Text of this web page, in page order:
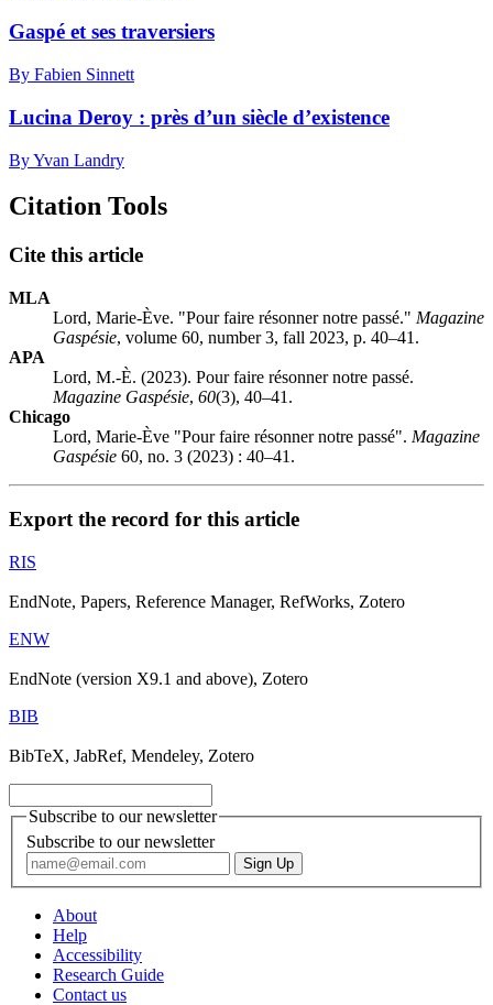
Gaspé et ses traversiers
By Fabien Sinnett
Lucina Deroy : près d’un siècle d’existence
By Yvan Landry
Citation Tools
Cite this article
MLA
Lord, Marie-Ève. "Pour faire résonner notre passé." Magazine
Gaspésie, volume 60, number 3, fall 2023, p. 40–41.
APA
Lord, M.-È. (2023). Pour faire résonner notre passé.
Magazine Gaspésie, 60(3), 40–41.
Chicago
Lord, Marie-Ève "Pour faire résonner notre passé". Magazine
Gaspésie 60, no. 3 (2023) : 40–41.
Export the record for this article
RIS
EndNote, Papers, Reference Manager, RefWorks, Zotero
ENW
EndNote (version X9.1 and above), Zotero
BIB
BibTeX, JabRef, Mendeley, Zotero
Subscribe to our newsletter
Subscribe to our newsletter
About
Help
Accessibility
Research Guide
Contact us